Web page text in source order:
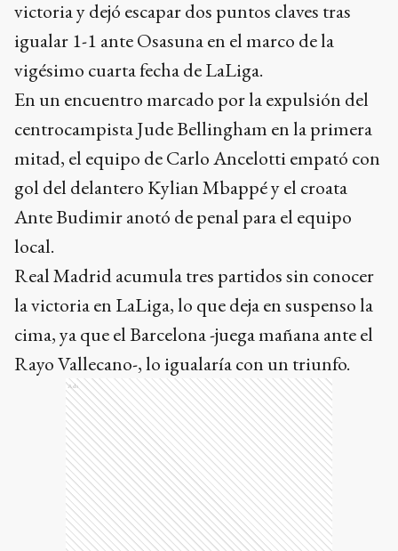
victoria y dejó escapar dos puntos claves tras
igualar 1-1 ante Osasuna en el marco de la
vigésimo cuarta fecha de LaLiga.
En un encuentro marcado por la expulsión del
centrocampista Jude Bellingham en la primera
mitad, el equipo de Carlo Ancelotti empató con
gol del delantero Kylian Mbappé y el croata
Ante Budimir anotó de penal para el equipo
local.
Real Madrid acumula tres partidos sin conocer
la victoria en LaLiga, lo que deja en suspenso la
cima, ya que el Barcelona -juega mañana ante el
Rayo Vallecano-, lo igualaría con un triunfo.
Ads